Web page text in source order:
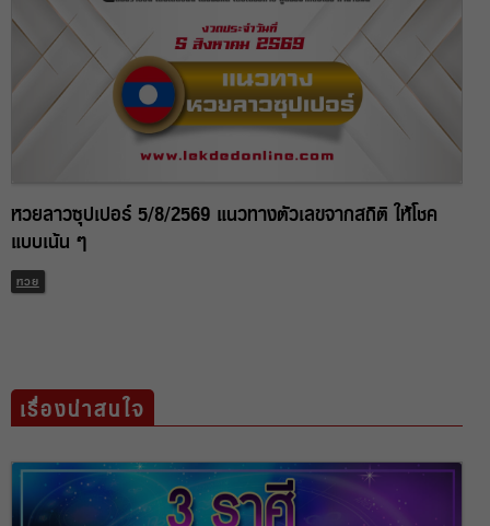
หวยลาวซุปเปอร์ 5/8/2569 แนวทางตัวเลขจากสถิติ ให้โชค
แบบเน้น ๆ
หวย
เรื่องน่าสนใจ